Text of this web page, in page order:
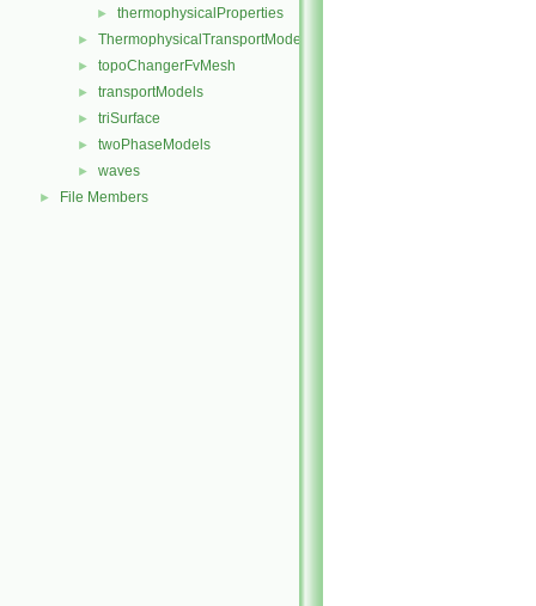
► thermophysicalProperties
► ThermophysicalTransportModels
► topoChangerFvMesh
► transportModels
► triSurface
► twoPhaseModels
► waves
► File Members